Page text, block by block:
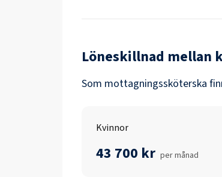
Löneskillnad mellan
Som mottagningssköterska
Kvinnor
43 700 kr per månad